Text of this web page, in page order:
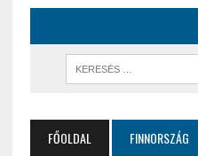
FŐOLDAL FINNORSZÁG